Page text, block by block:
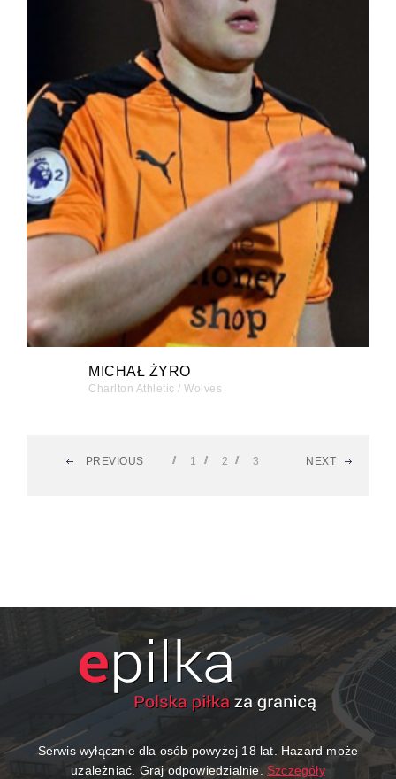
MICHAŁ ŻYRO
Charlton Athletic / Wolves
PREVIOUS 1 2 3 NEXT
Serwis wyłącznie dla osób powyżej 18 lat. Hazard może
uzależniać. Graj odpowiedzialnie. Szczegóły